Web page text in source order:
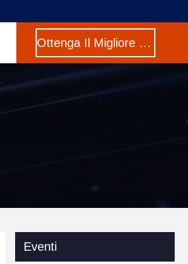
Ottenga Il Migliore Prezzo
Eventi